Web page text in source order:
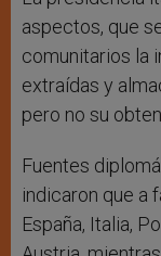
aspectos, que
comunitarios la
extraídas y
pero no su
Fuentes
indicaron que a
España, Italia,